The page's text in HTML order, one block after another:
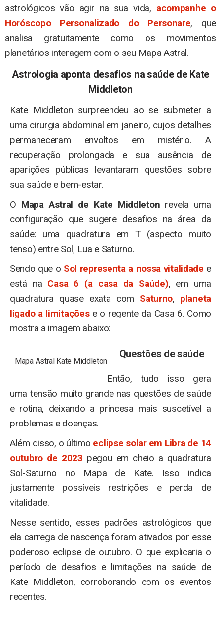
astrológicos vão agir na sua vida, acompanhe o
Horóscopo Personalizado do Personare, que
analisa gratuitamente como os movimentos
planetários interagem com o seu Mapa Astral.
Astrologia aponta desafios na saúde de Kate
Middleton
Kate Middleton surpreendeu ao se submeter a
uma cirurgia abdominal em janeiro, cujos detalhes
permaneceram envoltos em mistério. A
recuperação prolongada e sua ausência de
aparições públicas levantaram questões sobre
sua saúde e bem-estar.
O Mapa Astral de Kate Middleton revela uma
configuração que sugere desafios na área da
saúde: uma quadratura em T (aspecto muito
tenso) entre Sol, Lua e Saturno.
Sendo que o Sol representa a nossa vitalidade e
está na Casa 6 (a casa da Saúde), em uma
quadratura quase exata com Saturno, planeta
ligado a limitaçõese o regente da Casa 6. Como
mostra a imagem abaixo:
Mapa Astral Kate Middleton
Questões de saúde
Então, tudo isso gera
uma tensão muito grande nas questões de saúde
e rotina, deixando a princesa mais suscetível a
problemas e doenças.
Além disso, o último eclipse solar em Libra de 14
outubro de 2023 pegou em cheio a quadratura
Sol-Saturno no Mapa de Kate. Isso indica
justamente possíveis restrições e perda de
vitalidade.
Nesse sentido, esses padrões astrológicos que
ela carrega de nascença foram ativados por esse
poderoso eclipse de outubro. O que explicaria o
período de desafios e limitações na saúde de
Kate Middleton, corroborando com os eventos
recentes.